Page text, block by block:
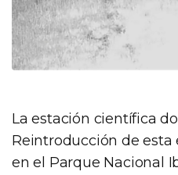
La estación científica
Reintroducción de esta
en el Parque Nacional